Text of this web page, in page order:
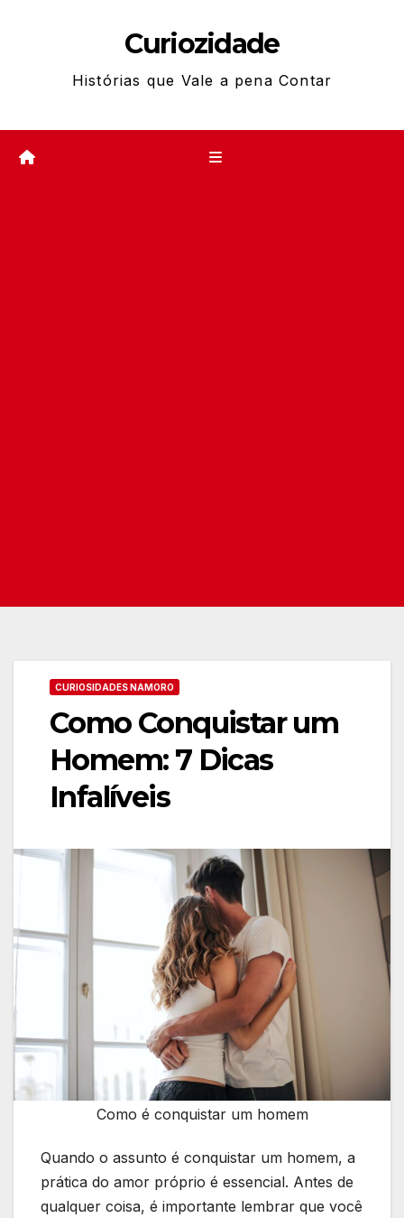
Curiozidade
Histórias que Vale a pena Contar
CURIOSIDADES NAMORO
Como Conquistar um
Homem: 7 Dicas
Infalíveis
Como é conquistar um homem
Quando o assunto é conquistar um homem, a
prática do amor próprio é essencial. Antes de
qualquer coisa, é importante lembrar que você